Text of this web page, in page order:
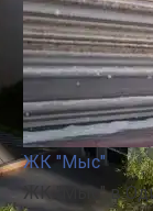
ЖК "Мыс"
ЖК "Мыс" в